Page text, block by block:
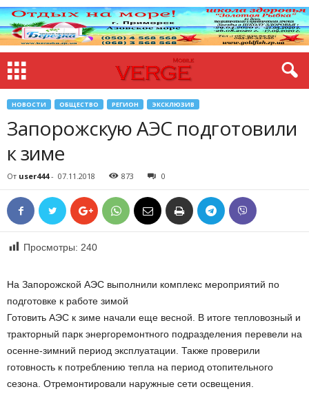
НОВОСТИ ОБЩЕСТВО РЕГИОН ЭКСКЛЮЗИВ
Запорожскую АЭС подготовили
к зиме
От user444- 07.11.2018 873 0
Просмотры: 240
На Запорожской АЭС выполнили комплекс мероприятий по
подготовке к работе зимой
Готовить АЭС к зиме начали еще весной. В итоге тепловозный и
тракторный парк энергоремонтного подразделения перевели на
осенне-зимний период эксплуатации. Также проверили
готовность к потреблению тепла на период отопительного
сезона. Отремонтировали наружные сети освещения.